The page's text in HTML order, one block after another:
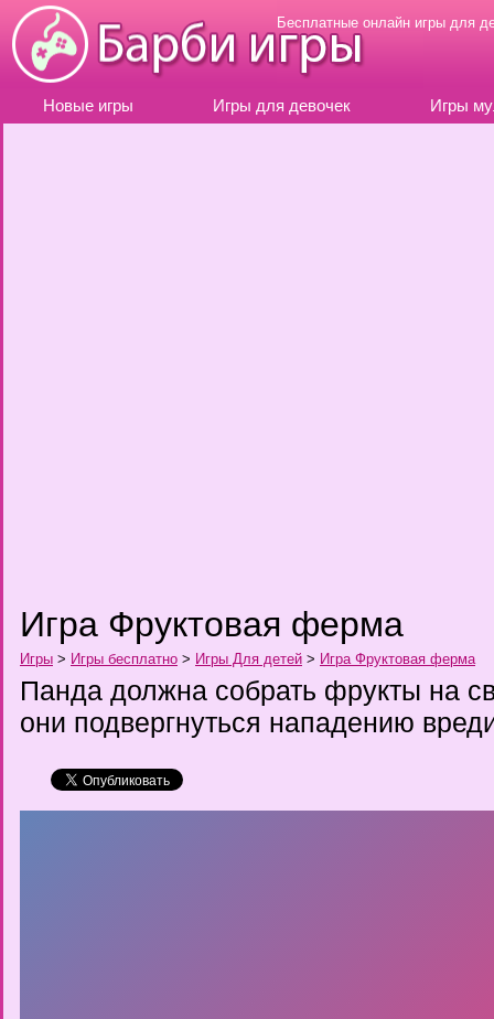
Бесплатные онлайн игры для
Новые игры Игры для девочек Игры
Игра Фруктовая ферма
Игры > Игры бесплатно > Игры Для детей > Игра Фруктовая ферма
Панда должна собрать фрукты на
они подвергнуться нападению